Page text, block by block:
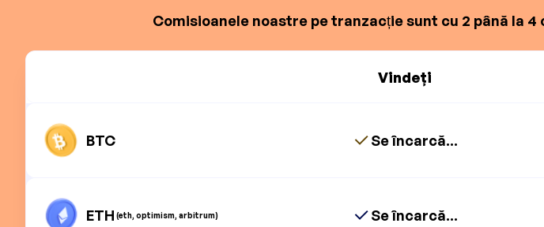
Comisioanele noastre pe tranzacție sunt cu 2 până la
Vindeți
BTC Se încarcă...
ETH (eth, optimism, arbitrum) Se încarcă...